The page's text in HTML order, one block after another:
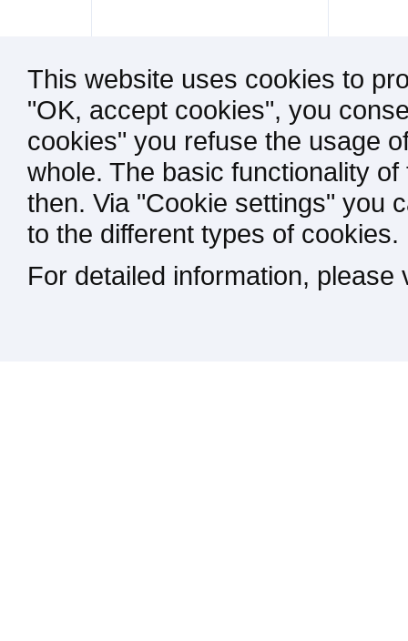
This website uses cookies to
"OK, accept cookies", you
cookies" you refuse the usage
whole. The basic functionality
then. Via "Cookie settings" you
to the different types of cookies.
For detailed information,